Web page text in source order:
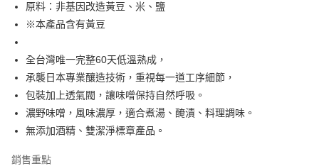
鮮時配（台北市全區、新北市板橋、三重、中和、永和、新店、新
莊及蘆洲區）
每筆NT$160
原料：非基因改造黃豆、米、鹽
※本產品含有黃豆
全台灣唯一完整60天低溫熟成，
承襲日本專業釀造技術，重視每一道工序細節，
包裝加上透氣閥，讓味噌保持自然呼吸。
濃野味噌，風味濃厚，適合煮湯、醃漬、料理調味。
無添加酒精、雙潔淨標章產品。
銷售重點